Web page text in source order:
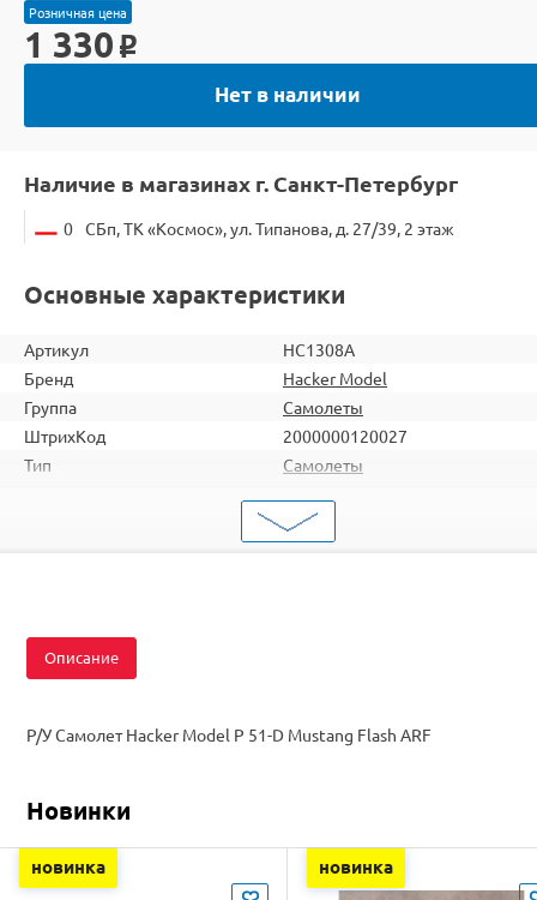
Розничная цена
1 330 o
Нет в наличии
Наличие в магазинах г. Санкт-Петербург
0 СБп, ТК «Космос», ул. Типанова, д. 27/39, 2 этаж
Основные характеристики
Артикул
HC1308A
Бренд
Hacker Model
Группа
Самолеты
ШтрихКод
2000000120027
Тип
Самолеты
Копийные
Описание
Р/У Самолет Hacker Model P 51-D Mustang Flash ARF
Новинки
новинка новинка